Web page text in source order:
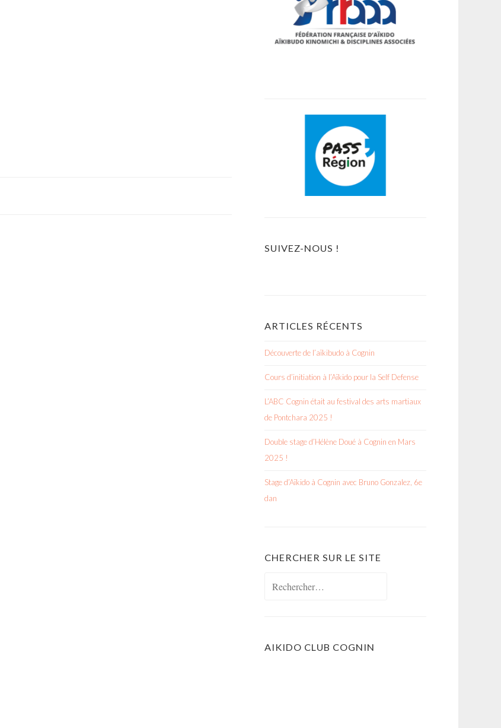
SUIVEZ-NOUS !
ARTICLES RÉCENTS
Découverte de l’aïkibudo à Cognin
Cours d’initiation à l’Aïkido pour la Self Defense
L’ABC Cognin était au festival des arts martiaux
de Pontchara 2025 !
Double stage d’Hélène Doué à Cognin en Mars
2025 !
Stage d’Aïkido à Cognin avec Bruno Gonzalez, 6e
dan
CHERCHER SUR LE SITE
AIKIDO CLUB COGNIN